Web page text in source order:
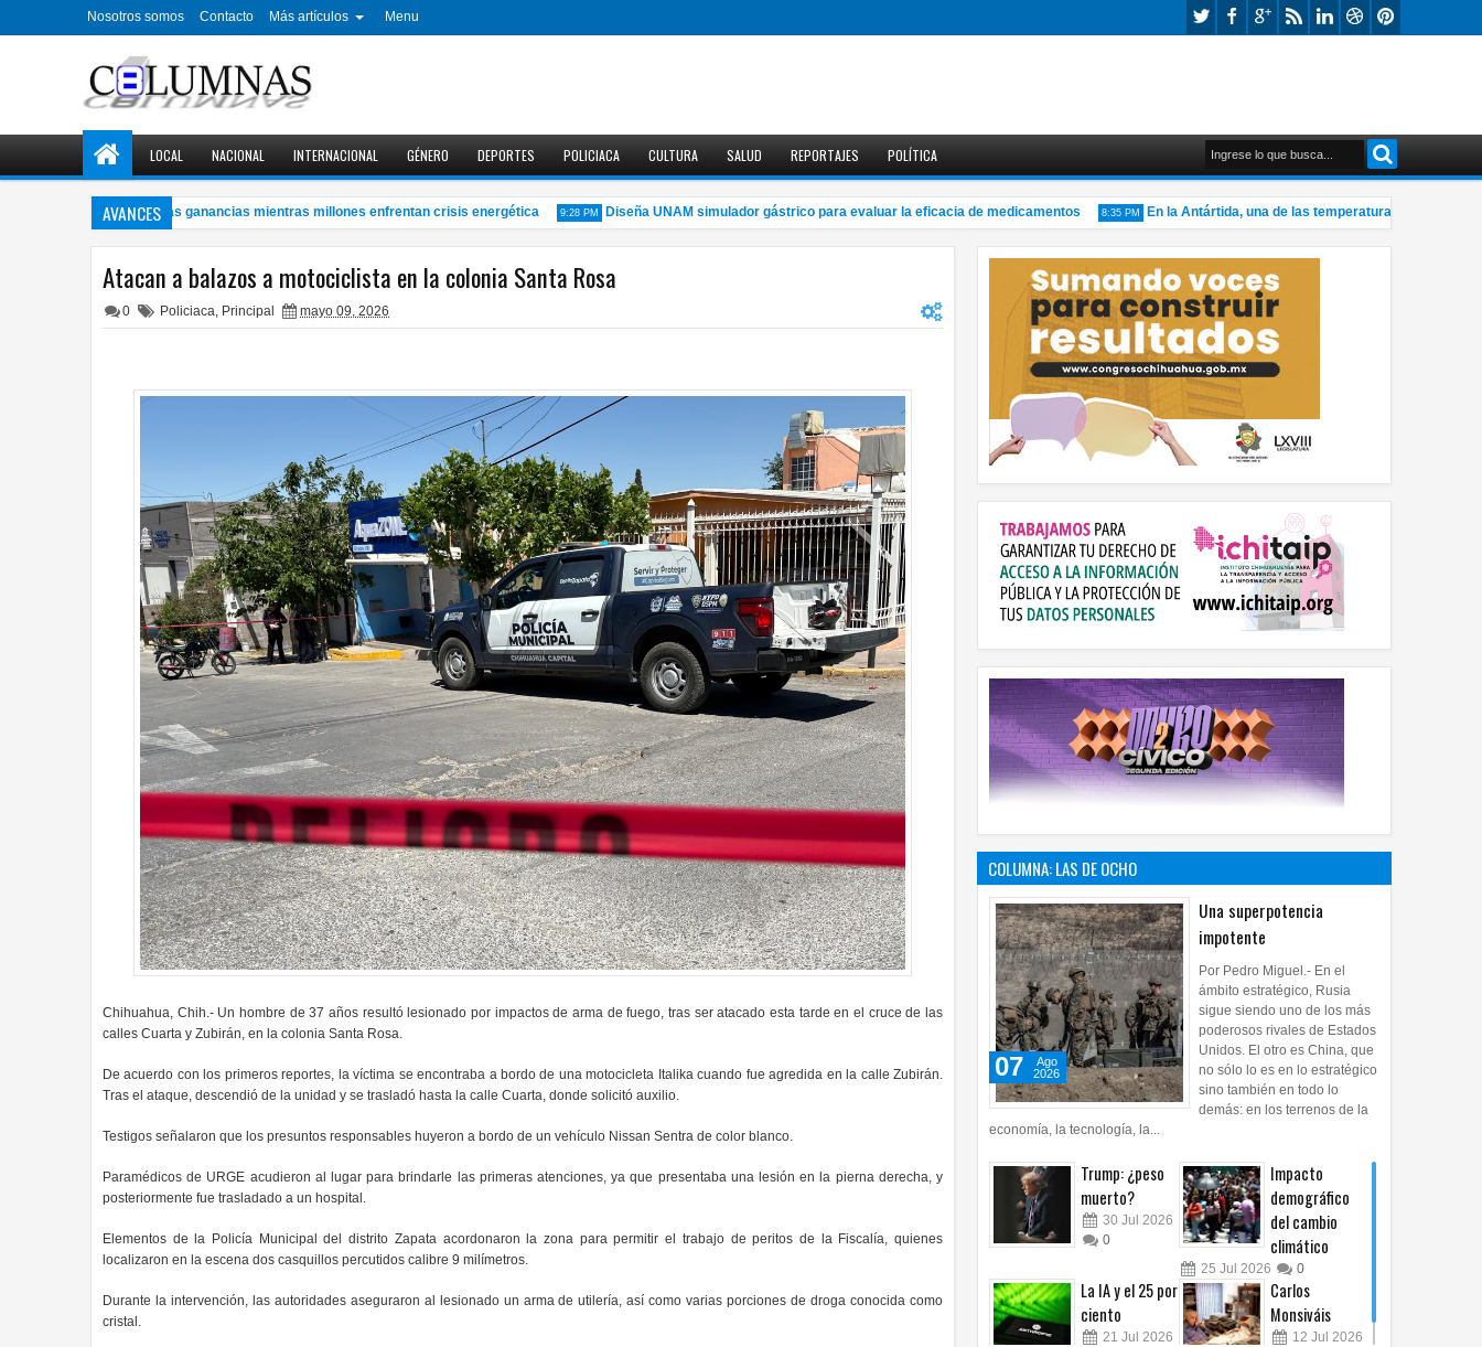
Nosotros somos Contacto Más artículos Menu
LOCAL NACIONAL INTERNACIONAL GÉNERO DEPORTES POLICIACA CULTURA SALUD REPORTAJES POLÍTICA
AVANCES
con millonarias ganancias mientras millones enfrentan crisis energética 9:28 PM Diseña UNAM simulador gástrico para evaluar la eficacia de medicamentos 8:35 PM En la Antártida, una de las temperaturas más bajas del
Atacan a balazos a motociclista en la colonia Santa Rosa
0 Policiaca, Principal mayo 09, 2026
Chihuahua, Chih.- Un hombre de 37 años resultó lesionado por impactos de arma de fuego, tras ser atacado esta tarde en el cruce de las
calles Cuarta y Zubirán, en la colonia Santa Rosa.
De acuerdo con los primeros reportes, la víctima se encontraba a bordo de una motocicleta Italika cuando fue agredida en la calle Zubirán.
Tras el ataque, descendió de la unidad y se trasladó hasta la calle Cuarta, donde solicitó auxilio.
Testigos señalaron que los presuntos responsables huyeron a bordo de un vehículo Nissan Sentra de color blanco.
Paramédicos de URGE acudieron al lugar para brindarle las primeras atenciones, ya que presentaba una lesión en la pierna derecha, y
posteriormente fue trasladado a un hospital.
Elementos de la Policía Municipal del distrito Zapata acordonaron la zona para permitir el trabajo de peritos de la Fiscalía, quienes
localizaron en la escena dos casquillos percutidos calibre 9 milímetros.
Durante la intervención, las autoridades aseguraron al lesionado un arma de utilería, así como varias porciones de droga conocida como
cristal.
COLUMNA: LAS DE OCHO
Una superpotencia
impotente
07
Ago
2026
Por Pedro Miguel.- En el
ámbito estratégico, Rusia
sigue siendo uno de los más
poderosos rivales de Estados
Unidos. El otro es China, que
no sólo lo es en lo estratégico
sino también en todo lo
demás: en los terrenos de la
economía, la tecnología, la...
Trump: ¿peso
muerto?
30 Jul 2026
0
Impacto
demográfico
del cambio
climático
25 Jul 2026 0
La IA y el 25 por
ciento
21 Jul 2026
Carlos
Monsiváis
12 Jul 2026